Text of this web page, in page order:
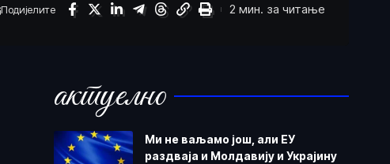
Подијелите 2 мин. за читање
актуелно
Ми не ваљамо још, али ЕУ
раздваја и Молдавију и Украјину